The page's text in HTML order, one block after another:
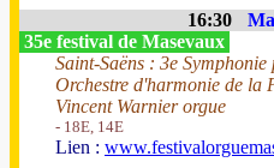
16:30
35e festival de Masevaux
Saint-Saëns : 3e
Orchestre d'harmonie de la
Vincent Warnier orgue
- 18E, 14E
Lien :